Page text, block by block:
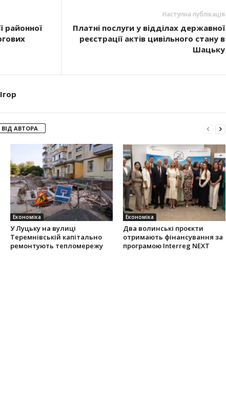
районної
Наступна публікація
Платні послуги у відділах державної
реєстрації актів цивільного стану в
Шацьку
ВІД АВТОРА
Економіка
У Луцьку на вулиці
Теремнівській капітально
ремонтують тепломережу
Економіка
Два волинські проєкти
отримають фінансування за
програмою Interreg NEXT